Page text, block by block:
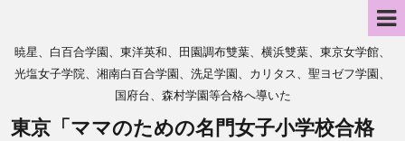
暁星、白百合学園、東洋英和、田園調布雙葉、横浜雙葉、東京女学館、
光塩女子学院、湘南白百合学園、洗足学園、カリタス、聖ヨゼフ学園、
国府台、森村学園等合格へ導いた
東京「ママのための名門女子小学校合格